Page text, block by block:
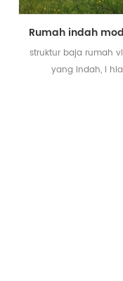
struktur baja rumah
yang indah, l